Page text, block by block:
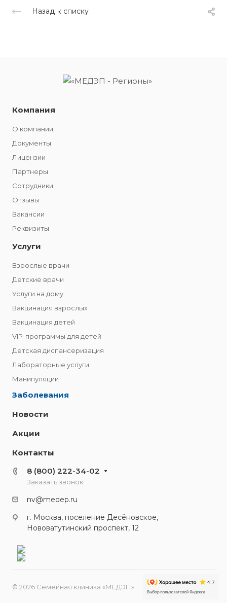
Назад к списку
Компания
О компании
Документы
Лицензии
Партнеры
Сотрудники
Отзывы
Вакансии
Реквизиты
Услуги
Взрослые врачи
Детские врачи
Услуги на дому
Вакцинация взрослых
Вакцинация детей
VIP-программы для детей
Детская диспансеризация
Лабораторные услуги
Манипуляции
Заболевания
Новости
Акции
Контакты
8 (800) 222-34-02
Заказать звонок
nv@medep.ru
г. Москва, поселение Десёновское,
Нововатутинский проспект, 12
© 2026 Семейная клиника «МЕДЭП»